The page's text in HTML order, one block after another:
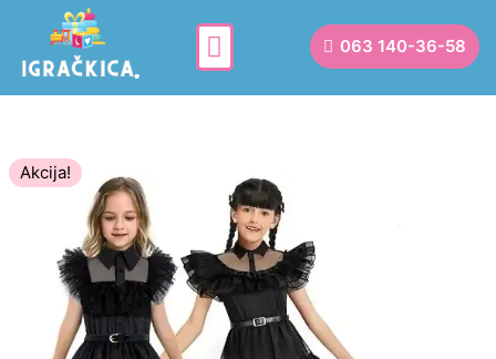
063 140-36-58
Akcija!